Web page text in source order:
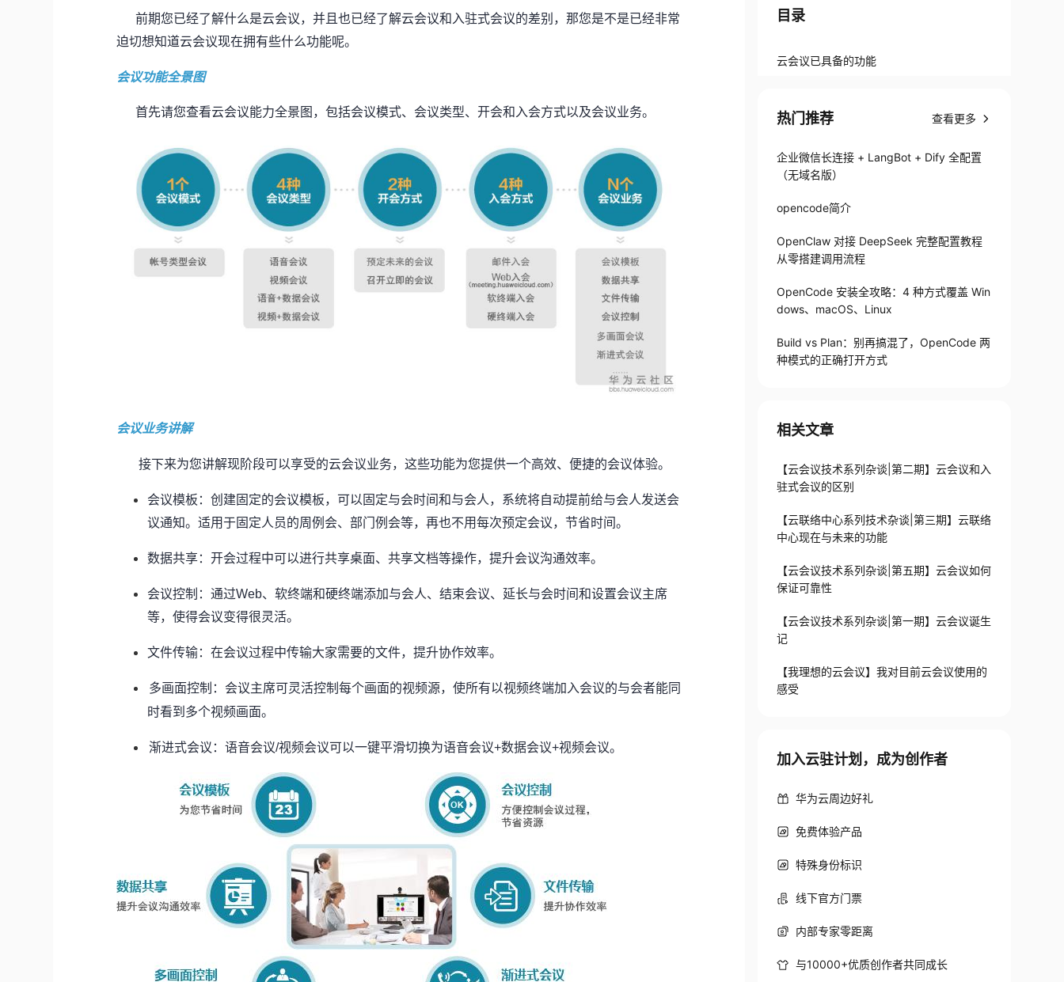
前期您已经了解什么是云会议，并且也已经了解云会议和入驻式会议的差别，那您是不是已经非常
迫切想知道云会议现在拥有些什么功能呢。
会议功能全景图
首先请您查看云会议能力全景图，包括会议模式、会议类型、开会和入会方式以及会议业务。
会议业务讲解
接下来为您讲解现阶段可以享受的云会议业务，这些功能为您提供一个高效、便捷的会议体验。
会议模板：创建固定的会议模板，可以固定与会时间和与会人，系统将自动提前给与会人发送会
议通知。适用于固定人员的周例会、部门例会等，再也不用每次预定会议，节省时间。
数据共享：开会过程中可以进行共享桌面、共享文档等操作，提升会议沟通效率。
会议控制：通过Web、软终端和硬终端添加与会人、结束会议、延长与会时间和设置会议主席
等，使得会议变得很灵活。
文件传输：在会议过程中传输大家需要的文件，提升协作效率。
多画面控制：会议主席可灵活控制每个画面的视频源，使所有以视频终端加入会议的与会者能同
时看到多个视频画面。
渐进式会议：语音会议/视频会议可以一键平滑切换为语音会议+数据会议+视频会议。
目录
云会议已具备的功能
热门推荐 查看更多
企业微信长连接 + LangBot + Dify 全配置
（无域名版）
opencode简介
OpenClaw 对接 DeepSeek 完整配置教程
从零搭建调用流程
OpenCode 安装全攻略：4 种方式覆盖 Win
dows、macOS、Linux
Build vs Plan：别再搞混了，OpenCode 两
种模式的正确打开方式
相关文章
【云会议技术系列杂谈|第二期】云会议和入
驻式会议的区别
【云联络中心系列技术杂谈|第三期】云联络
中心现在与未来的功能
【云会议技术系列杂谈|第五期】云会议如何
保证可靠性
【云会议技术系列杂谈|第一期】云会议诞生
记
【我理想的云会议】我对目前云会议使用的
感受
加入云驻计划，成为创作者
华为云周边好礼
免费体验产品
特殊身份标识
线下官方门票
内部专家零距离
与10000+优质创作者共同成长